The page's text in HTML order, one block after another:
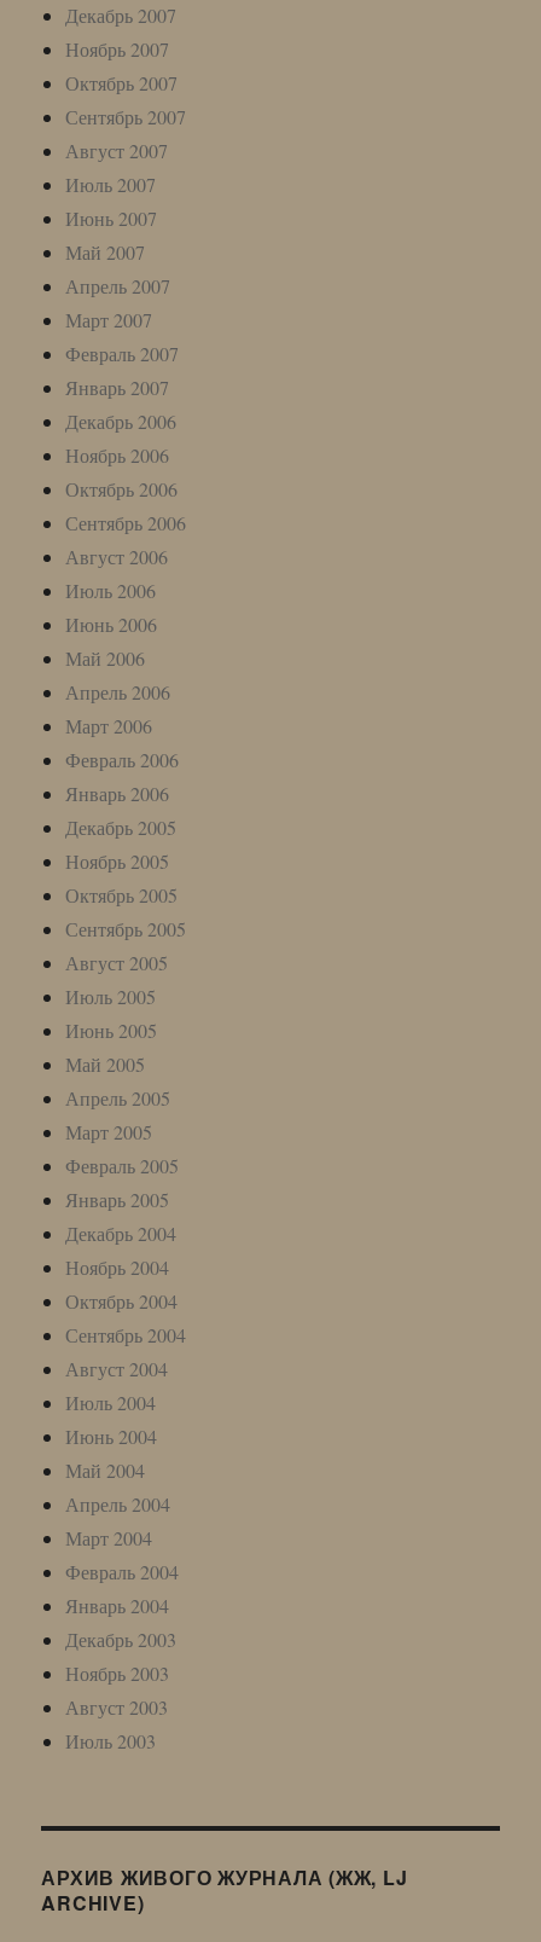
Декабрь 2007
Ноябрь 2007
Октябрь 2007
Сентябрь 2007
Август 2007
Июль 2007
Июнь 2007
Май 2007
Апрель 2007
Март 2007
Февраль 2007
Январь 2007
Декабрь 2006
Ноябрь 2006
Октябрь 2006
Сентябрь 2006
Август 2006
Июль 2006
Июнь 2006
Май 2006
Апрель 2006
Март 2006
Февраль 2006
Январь 2006
Декабрь 2005
Ноябрь 2005
Октябрь 2005
Сентябрь 2005
Август 2005
Июль 2005
Июнь 2005
Май 2005
Апрель 2005
Март 2005
Февраль 2005
Январь 2005
Декабрь 2004
Ноябрь 2004
Октябрь 2004
Сентябрь 2004
Август 2004
Июль 2004
Июнь 2004
Май 2004
Апрель 2004
Март 2004
Февраль 2004
Январь 2004
Декабрь 2003
Ноябрь 2003
Август 2003
Июль 2003
АРХИВ ЖИВОГО ЖУРНАЛА (ЖЖ, LJ
ARCHIVE)